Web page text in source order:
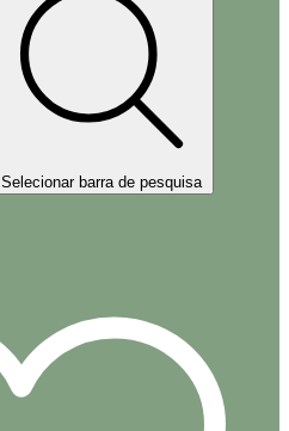
Selecionar barra de pesquisa